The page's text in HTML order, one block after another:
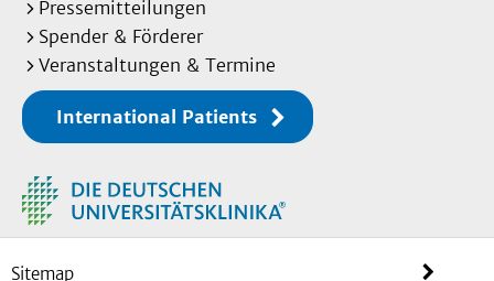
Pressemitteilungen
Spender & Förderer
Veranstaltungen & Termine
International Patients
Sitemap